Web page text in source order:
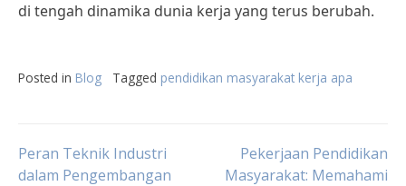
di tengah dinamika dunia kerja yang terus berubah.
Posted in Blog Tagged pendidikan masyarakat kerja apa
Post
Peran Teknik Industri
dalam Pengembangan
Pekerjaan Pendidikan
Masyarakat: Memahami